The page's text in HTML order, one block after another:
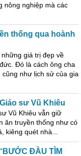
nông nghiệp mà các
thống qua hoành
giá trị đẹp về
Đó là cách ông cha
như lịch sử của gia
sư Vũ Khiêu
Vũ Khiêu vẫn giữ
ăn truyền thống như có
kiêng quét nhà...
ĐẦU TÌM